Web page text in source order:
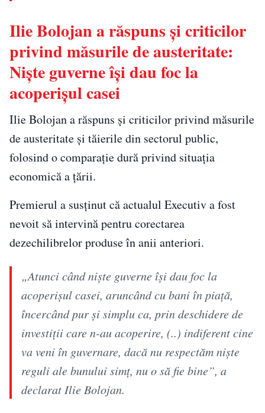
Ilie Bolojan a răspuns și criticilor
privind măsurile de austeritate:
Nişte guverne îşi dau foc la
acoperişul casei
Ilie Bolojan a răspuns și criticilor privind măsurile
de austeritate și tăierile din sectorul public,
folosind o comparație dură privind situația
economică a țării.
Premierul a susținut că actualul Executiv a fost
nevoit să intervină pentru corectarea
dezechilibrelor produse în anii anteriori.
„Atunci când nişte guverne îşi dau foc la
acoperişul casei, aruncând cu bani în piaţă,
încercând pur şi simplu ca, prin deschidere de
investiţii care n-au acoperire, (..) indiferent cine
va veni în guvernare, dacă nu respectăm nişte
reguli ale bunului simţ, nu o să fie bine”, a
declarat Ilie Bolojan.